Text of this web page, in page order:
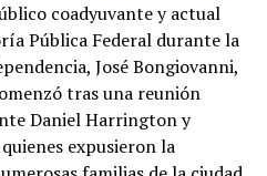
coadyuvante y actual
Pública Federal durante la
José Bongiovanni,
tras una reunión
Daniel Harrington y
expusieron la